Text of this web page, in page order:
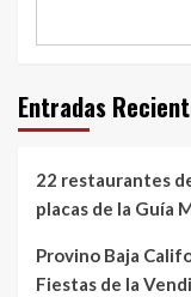
Entradas
22 restaurantes
placas de la Guía
Provino Baja
Fiestas de la